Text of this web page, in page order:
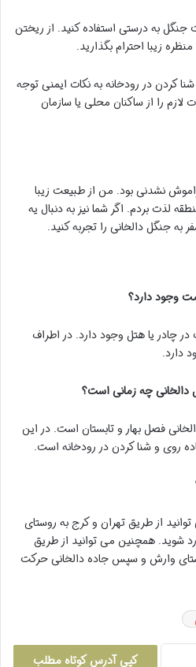
به درستی استفاده کنید. از ریختن
زیبا احترام بگذارید.
کردن در رودخانه به نکات ایمنی توجه
لازم را از ساکنان محلی یا سازمان
نشدنی بود. من از طبیعت زیبا
لذت بردم. اگر شما نیز به دنبال یه
به جنگل دالخانی را تجربه کنید.
در چادر یا هتل وجود دارد. در اطراف
دارد.
فصل بهار و تابستان است. در این
روی و شنا کردن در رودخانه است.
از طریق تهران و کرج به روستای
شوید. همچنین می توانید از طریق
وارش و سپس جاده دالخانی حرکت
کپی آدرس کوتاه مطلب